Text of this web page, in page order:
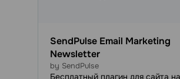
SendPulse Email Marketing
Newsletter
by SendPulse
Бесплатный плагин для сайта на